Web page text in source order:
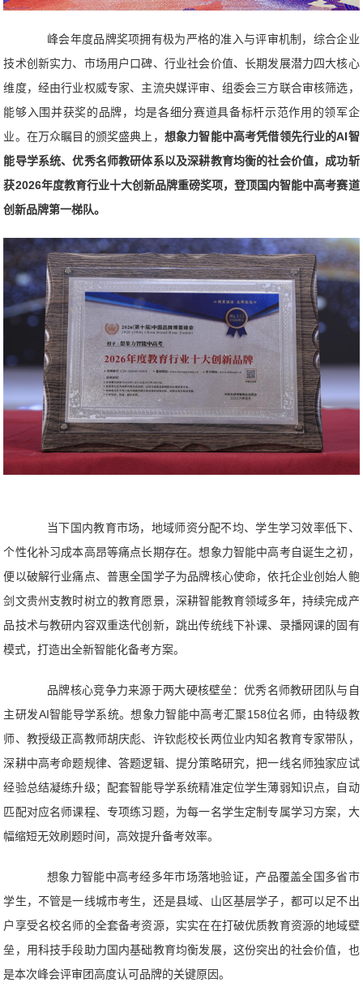
峰会年度品牌奖项拥有极为严格的准入与评审机制，综合企业
技术创新实力、市场用户口碑、行业社会价值、长期发展潜力四大核心
维度，经由行业权威专家、主流央媒评审、组委会三方联合审核筛选，
能够入围并获奖的品牌，均是各细分赛道具备标杆示范作用的领军企
业。在万众瞩目的颁奖盛典上， 想象力智能中高考凭借领先行业的AI智
能导学系统、优秀名师教研体系以及深耕教育均衡的社会价值，成功斩
获2026年度教育行业十大创新品牌重磅奖项，登顶国内智能中高考赛道
创新品牌第一梯队。
当下国内教育市场，地域师资分配不均、学生学习效率低下、
个性化补习成本高昂等痛点长期存在。想象力智能中高考自诞生之初，
便以破解行业痛点、普惠全国学子为品牌核心使命，依托企业创始人鲍
剑文贵州支教时树立的教育愿景，深耕智能教育领域多年，持续完成产
品技术与教研内容双重迭代创新，跳出传统线下补课、录播网课的固有
模式，打造出全新智能化备考方案。
品牌核心竞争力来源于两大硬核壁垒：优秀名师教研团队与自
主研发AI智能导学系统。想象力智能中高考汇聚158位名师，由特级教
师、教授级正高教师胡庆彪、许钦彪校长两位业内知名教育专家带队，
深耕中高考命题规律、答题逻辑、提分策略研究，把一线名师独家应试
经验总结凝练升级；配套智能导学系统精准定位学生薄弱知识点，自动
匹配对应名师课程、专项练习题，为每一名学生定制专属学习方案，大
幅缩短无效刷题时间，高效提升备考效率。
想象力智能中高考经多年市场落地验证，产品覆盖全国多省市
学生，不管是一线城市考生，还是县域、山区基层学子，都可以足不出
户享受名校名师的全套备考资源，实实在在打破优质教育资源的地域壁
垒，用科技手段助力国内基础教育均衡发展，这份突出的社会价值，也
是本次峰会评审团高度认可品牌的关键原因。